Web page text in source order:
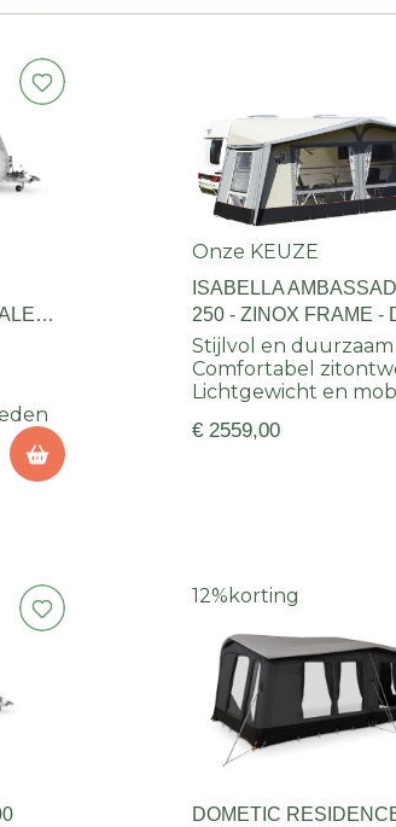
Onze KEUZE
ISABELLA
250 - ZINOX FRAME -
Stijlvol en duurzaam
Comfortabel
Lichtgewicht en
€ 2559,00
12% korting
DOMETIC